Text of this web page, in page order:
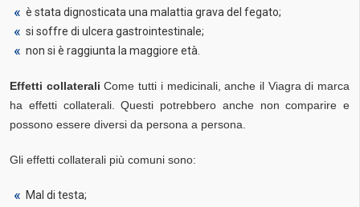
è stata dignosticata una malattia grava del fegato;
si soffre di ulcera gastrointestinale;
non si è raggiunta la maggiore età.
Effetti collaterali Come tutti i medicinali, anche il Viagra di marca
ha effetti collaterali. Questi potrebbero anche non comparire e
possono essere diversi da persona a persona.
Gli effetti collaterali più comuni sono:
Mal di testa;